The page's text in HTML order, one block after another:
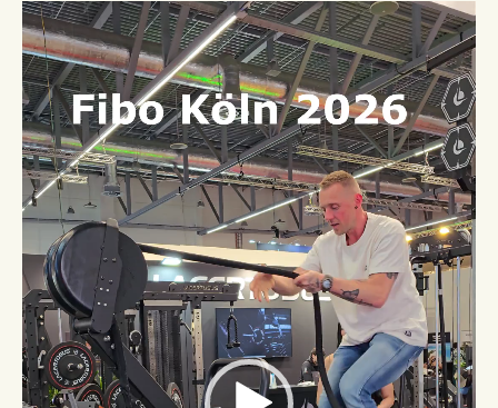
Video-
Player